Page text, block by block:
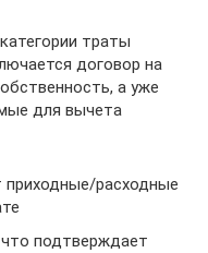
траты
договор на
а уже
для вычета
расходные
подтверждает